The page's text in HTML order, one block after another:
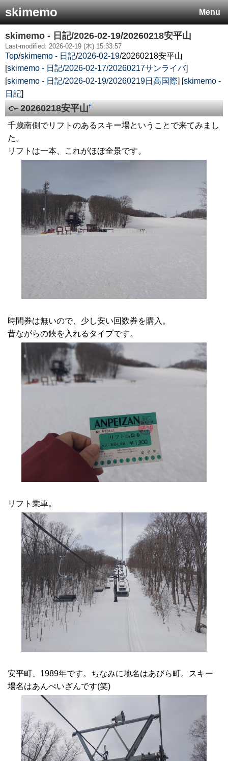
Menu
skimemo
skimemo - 日記/2026-02-19/20260218安平山
Last-modified: 2026-02-19 (木) 15:33:57
Top/skimemo - 日記/2026-02-19/20260218安平山
[skimemo - 日記/2026-02-17/20260217サンライバ]
[skimemo - 日記/2026-02-19/20260219日高国際] [skimemo -
日記]
20260218安平山†
千歳南側でリフトのあるスキー場ということで来てみまし
た。
リフトは一本、これがほぼ全景です。
時間券は無いので、少し安い回数券を購入。
昔ながらの鋏を入れるタイプです。
リフト乗車。
安平町、1989年です。ちなみに地名はあびら町。スキー
場名はあんぺいざんです(笑)